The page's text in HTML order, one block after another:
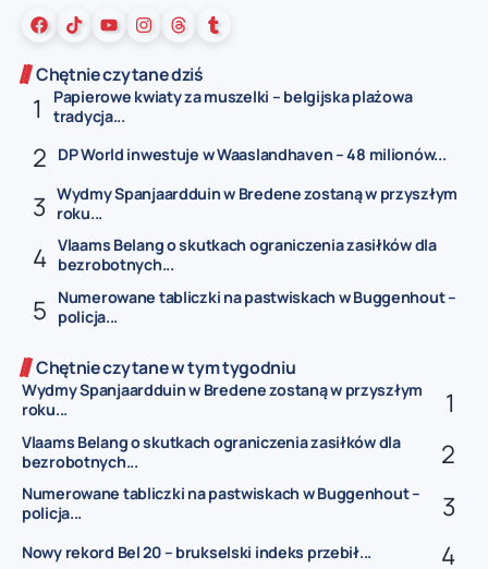
Chętnie czytane dziś
Papierowe kwiaty za muszelki – belgijska plażowa
tradycja...
DP World inwestuje w Waaslandhaven – 48 milionów...
Wydmy Spanjaardduin w Bredene zostaną w przyszłym
roku...
Vlaams Belang o skutkach ograniczenia zasiłków dla
bezrobotnych...
Numerowane tabliczki na pastwiskach w Buggenhout –
policja...
Chętnie czytane w tym tygodniu
Wydmy Spanjaardduin w Bredene zostaną w przyszłym
roku...
Vlaams Belang o skutkach ograniczenia zasiłków dla
bezrobotnych...
Numerowane tabliczki na pastwiskach w Buggenhout –
policja...
Nowy rekord Bel 20 – brukselski indeks przebił...